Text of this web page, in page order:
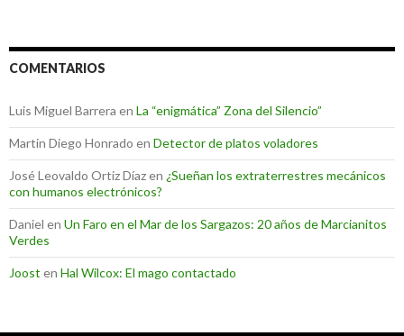
COMENTARIOS
Luis Miguel Barrera en La “enigmática” Zona del Silencio”
Martin Diego Honrado en Detector de platos voladores
José Leovaldo Ortiz Díazen ¿Sueñan los extraterrestres mecánicos
con humanos electrónicos?
Daniel en Un Faro en el Mar de los Sargazos: 20 años de Marcianitos
Verdes
Joost en Hal Wilcox: El mago contactado